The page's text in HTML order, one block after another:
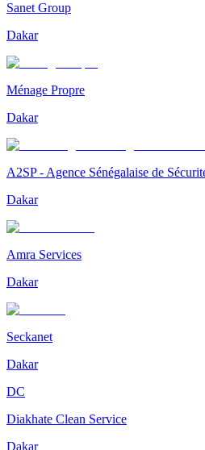
Sanet Group
Dakar
Ménage Propre
Dakar
A2SP - Agence Sénégalaise de
Dakar
Amra Services
Dakar
Seckanet
Dakar
DC
Diakhate Clean Service
Dakar